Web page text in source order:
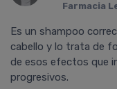
Farmacia
Es un shampoo
cabello y lo trata de
de esos efectos que
progresivos.